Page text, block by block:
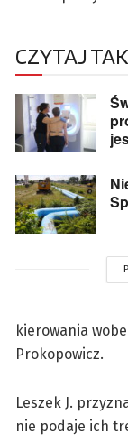
CZYTAJ
kierowania
Prokopowicz.
Leszek J.
nie podaje ich